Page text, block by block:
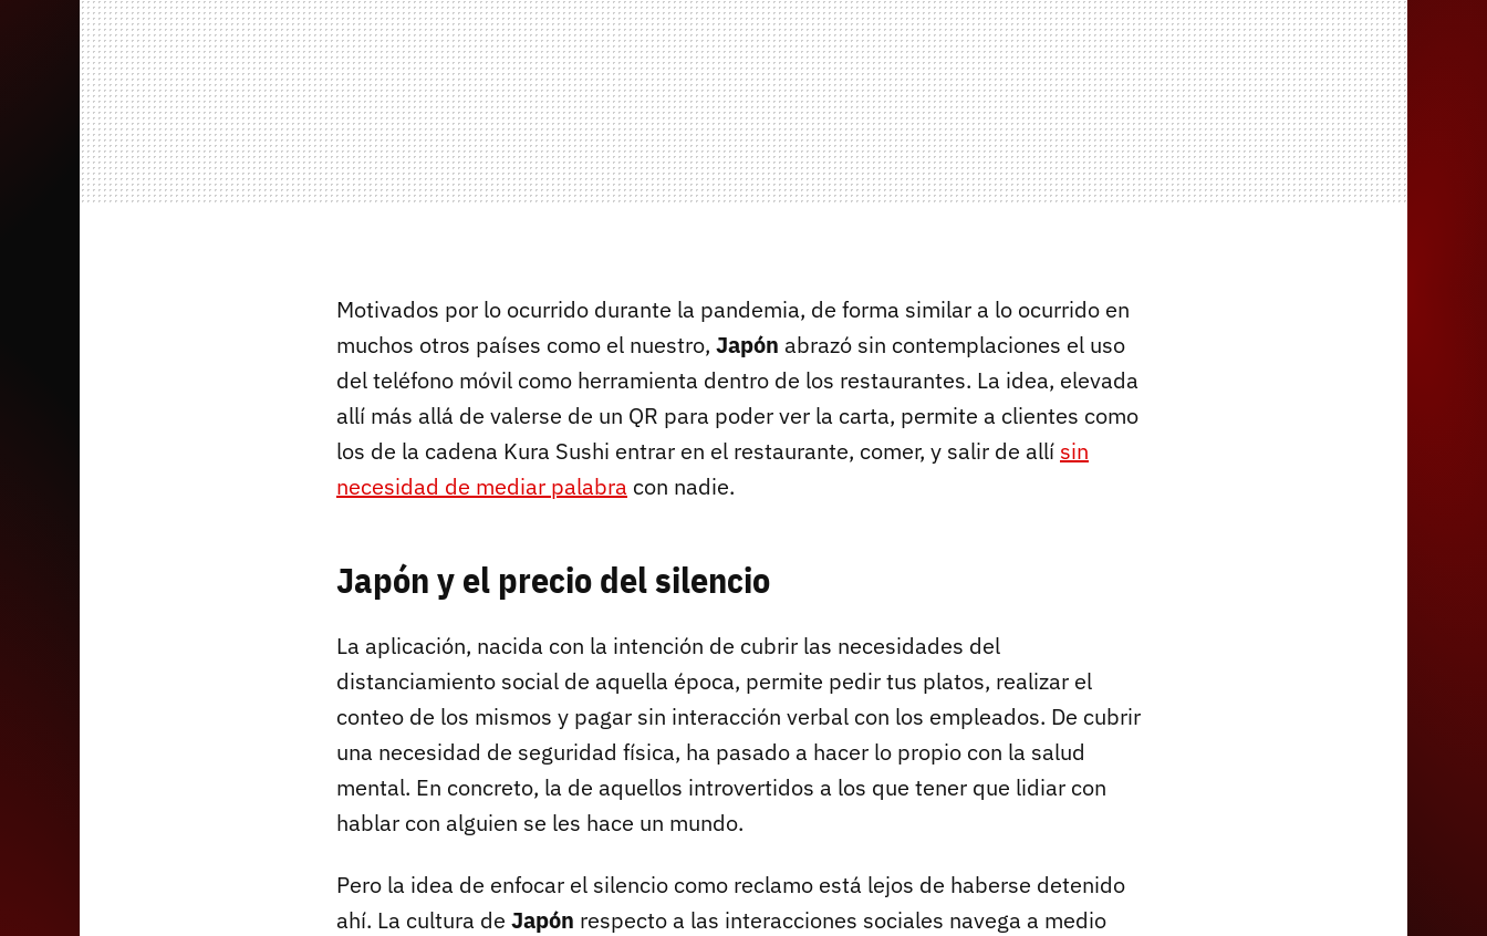
Motivados por lo ocurrido durante la pandemia, de forma similar a lo ocurrido en
muchos otros países como el nuestro, Japón abrazó sin contemplaciones el uso
del teléfono móvil como herramienta dentro de los restaurantes. La idea, elevada
allí más allá de valerse de un QR para poder ver la carta, permite a clientes como
los de la cadena Kura Sushi entrar en el restaurante, comer, y salir de allí sin
necesidad de mediar palabra con nadie.
Japón y el precio del silencio
La aplicación, nacida con la intención de cubrir las necesidades del
distanciamiento social de aquella época, permite pedir tus platos, realizar el
conteo de los mismos y pagar sin interacción verbal con los empleados. De cubrir
una necesidad de seguridad física, ha pasado a hacer lo propio con la salud
mental. En concreto, la de aquellos introvertidos a los que tener que lidiar con
hablar con alguien se les hace un mundo.
Pero la idea de enfocar el silencio como reclamo está lejos de haberse detenido
ahí. La cultura de Japón respecto a las interacciones sociales navega a medio